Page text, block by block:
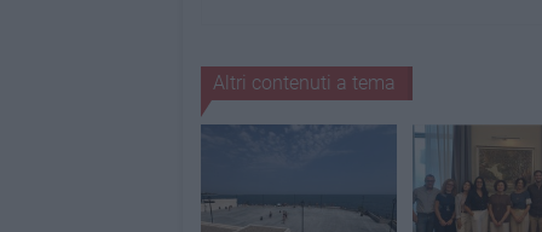
Altri contenuti a tema